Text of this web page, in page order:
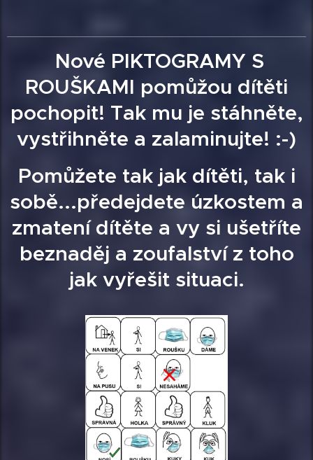
Nové PIKTOGRAMY S
ROUŠKAMI pomůžou dítěti
pochopit! Tak mu je stáhněte,
vystřihněte a zalaminujte! :-)
Pomůžete tak jak dítěti, tak i
sobě...předejdete úzkostem a
zmatení dítěte a vy si ušetříte
beznaděj a zoufalství z toho
jak vyřešit situaci.